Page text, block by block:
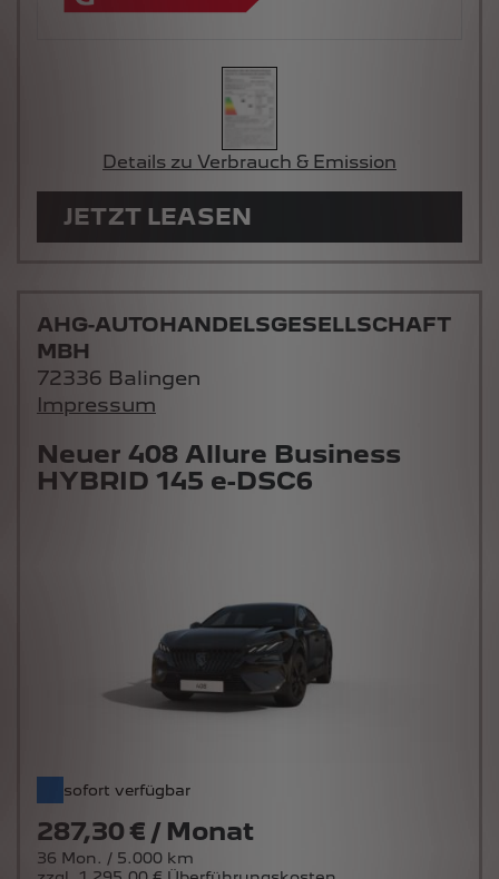
Details zu Verbrauch & Emission
JETZT LEASEN
Neuer 408 Allure Business
HYBRID 145 e-DSC6
sofort verfügbar
287,30 € / Monat
36 Mon. / 5.000 km
AHG-AUTOHANDELSGESELLSCHAFT
MBH
72336 Balingen
Impressum